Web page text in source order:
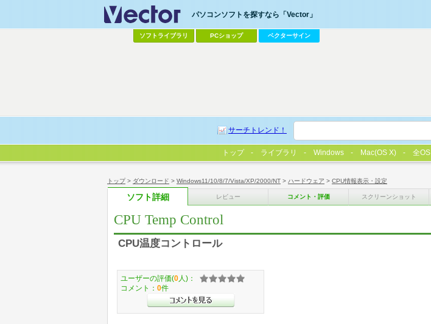
トップ> ダウンロード > Windows11/10/8/7/Vista/XP/2000/NT > ハードウェア > CPU情報表示・設定
ソフト詳細 レビュー コメント・評価 スクリーンショット
CPU Temp Control
CPU温度コントロール
ユーザーの評価(0 人)：
コメント： 0件
パソコンソフトを探すなら「Vector」
ソフトライブラリ PCショップ ベクターサイン
サーチトレンド！
トップ ライブラリ Windows Mac(OS X) 全OS